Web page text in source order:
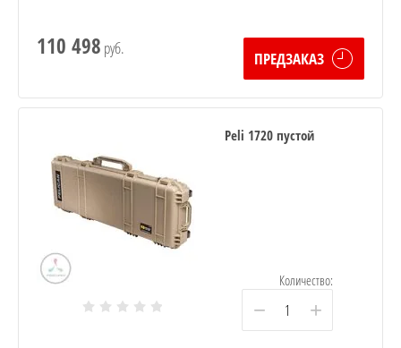
110 498 руб.
ПРЕДЗАКАЗ
Peli 1720 пустой
Количество:
− +